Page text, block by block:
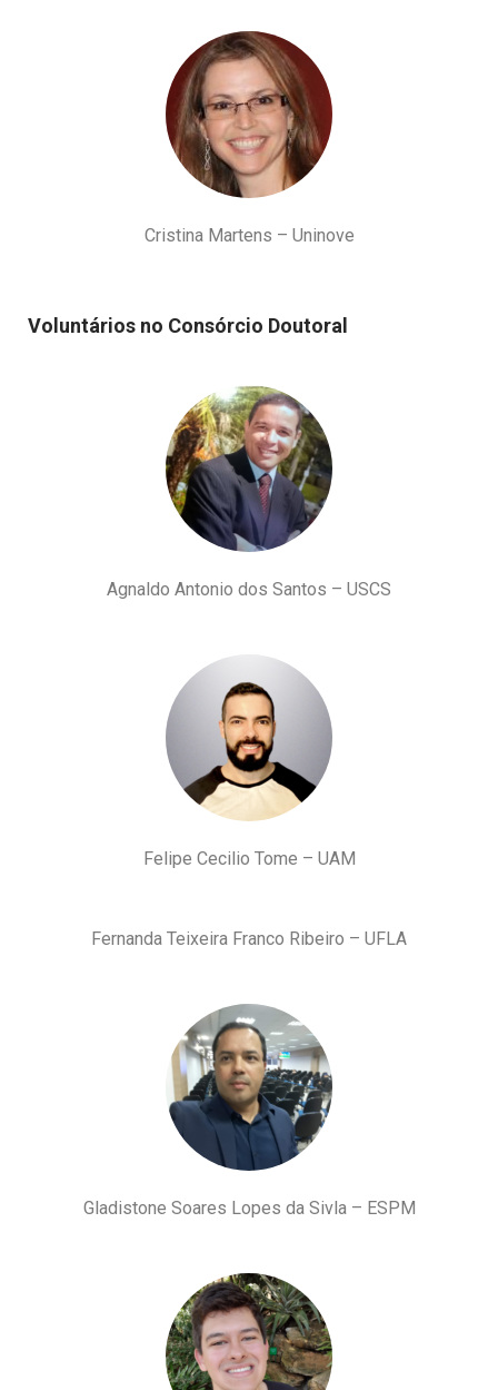
Cristina Martens – Uninove
Voluntários no Consórcio Doutoral
Agnaldo Antonio dos Santos – USCS
Felipe Cecilio Tome – UAM
Fernanda Teixeira Franco Ribeiro – UFLA
Gladistone Soares Lopes da Sivla – ESPM